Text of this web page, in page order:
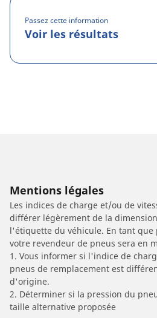
Passez cette information
Voir les résultats
Mentions légales
Les indices de charge et/ou de
différer légèrement de la
l'étiquette du véhicule. En tant
votre revendeur de pneus sera en
1. Vous informer si l'indice de
pneus de remplacement est
d'origine.
2. Déterminer si la pression du
taille alternative proposée